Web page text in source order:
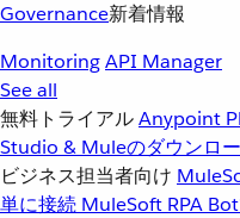
Governance新着情報
MonitoringAPI Manager
See all
無料トライアルAnypoint
Studio & Muleのダウンロ
ビジネス担当者向け
単に接続 MuleSoft RPA